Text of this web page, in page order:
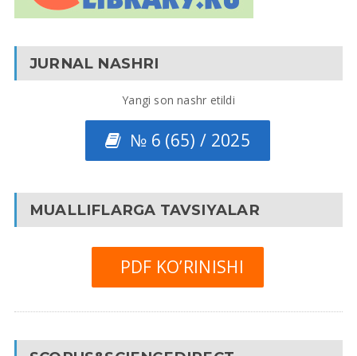
JURNAL NASHRI
Yangi son nashr etildi
№ 6 (65) / 2025
MUALLIFLARGA TAVSIYALAR
PDF KO’RINISHI